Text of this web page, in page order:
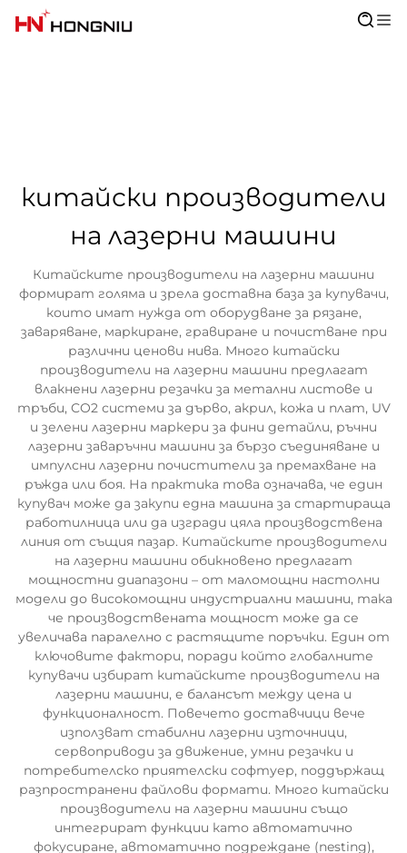
китайски производители
на лазерни машини
Китайските производители на лазерни машини
формират голяма и зрела доставна база за купувачи,
които имат нужда от оборудване за рязане,
заваряване, маркиране, гравиране и почистване при
различни ценови нива. Много китайски
производители на лазерни машини предлагат
влакнени лазерни резачки за метални листове и
тръби, CO2 системи за дърво, акрил, кожа и плат, UV
и зелени лазерни маркери за фини детайли, ръчни
лазерни заваръчни машини за бързо съединяване и
импулсни лазерни почистители за премахване на
ръжда или боя. На практика това означава, че един
купувач може да закупи една машина за стартираща
работилница или да изгради цяла производствена
линия от същия пазар. Китайските производители
на лазерни машини обикновено предлагат
мощностни диапазони – от маломощни настолни
модели до високомощни индустриални машини, така
че производствената мощност може да се
увеличава паралелно с растящите поръчки. Един от
ключовите фактори, поради който глобалните
купувачи избират китайските производители на
лазерни машини, е балансът между цена и
функционалност. Повечето доставчици вече
използват стабилни лазерни източници,
сервоприводи за движение, умни резачки и
потребителско приятелски софтуер, поддържащ
разпространени файлови формати. Много китайски
производители на лазерни машини също
интегрират функции като автоматично
фокусиране, автоматично подреждане (nesting),